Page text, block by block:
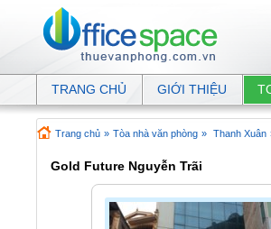
TRANG CHỦ GIỚI THIỆU
Trang chủ » Tòa nhà văn phòng » Thanh Xuân
Gold Future Nguyễn Trãi